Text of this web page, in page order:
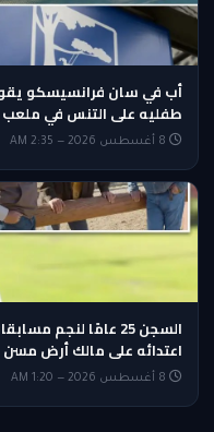
أب في سان فرانسيسكو
طفليه على التنس في ملعب
السجن 25 عامًا لنجم
اعتدائه على مالك أرض